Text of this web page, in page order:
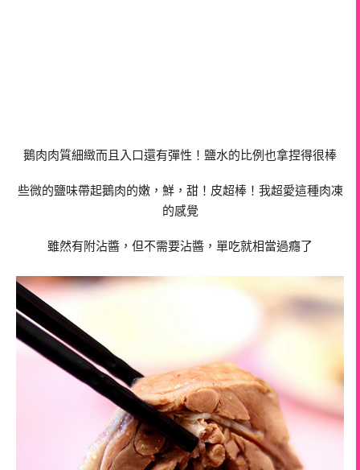
鵝肉肉質細緻而且入口還有彈性！鹽水的比例也拿捏得很棒
些微的鹽味帶起鵝肉的嫩，鮮，甜！皮超棒！我超愛這種肉凍
的感覺
雖然有附沾醬，但不需要沾醬，單吃就相當過癮了